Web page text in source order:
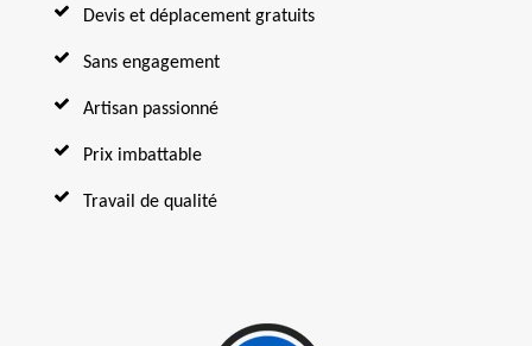
Devis et déplacement gratuits
Sans engagement
Artisan passionné
Prix imbattable
Travail de qualité